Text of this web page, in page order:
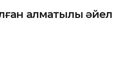
алматылық әйел